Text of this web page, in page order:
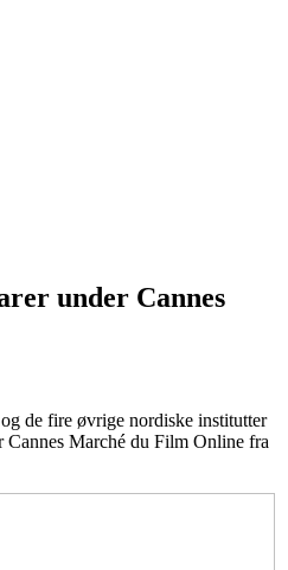
under Cannes
de fire øvrige nordiske institutter
Marché du Film Online fra